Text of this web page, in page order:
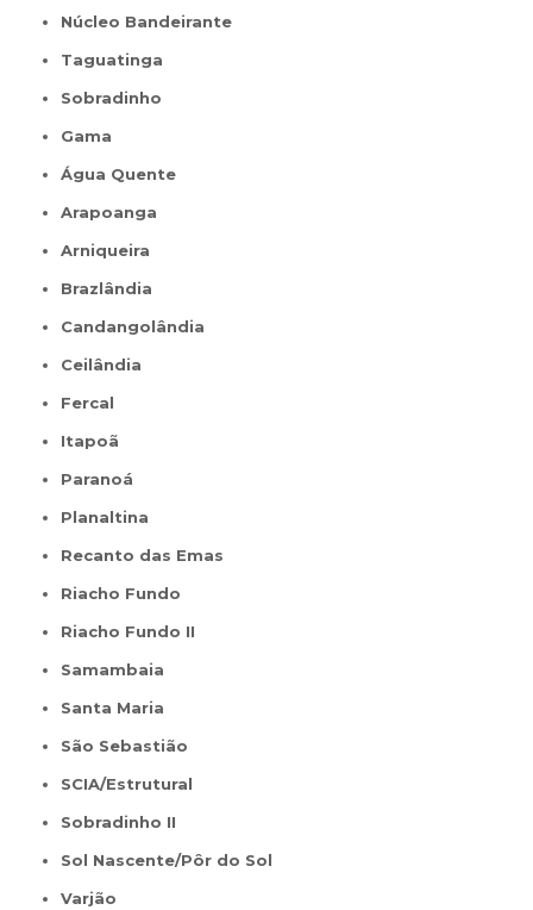
Núcleo Bandeirante
Taguatinga
Sobradinho
Gama
Água Quente
Arapoanga
Arniqueira
Brazlândia
Candangolândia
Ceilândia
Fercal
Itapoã
Paranoá
Planaltina
Recanto das Emas
Riacho Fundo
Riacho Fundo II
Samambaia
Santa Maria
São Sebastião
SCIA/Estrutural
Sobradinho II
Sol Nascente/Pôr do Sol
Varjão